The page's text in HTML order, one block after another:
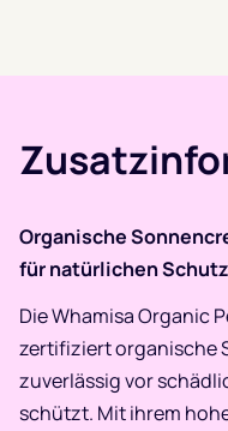
Organische
für natürlichen Schutz
Die Whamisa Organic
zertifiziert organische
zuverlässig vor
schützt. Mit ihrem